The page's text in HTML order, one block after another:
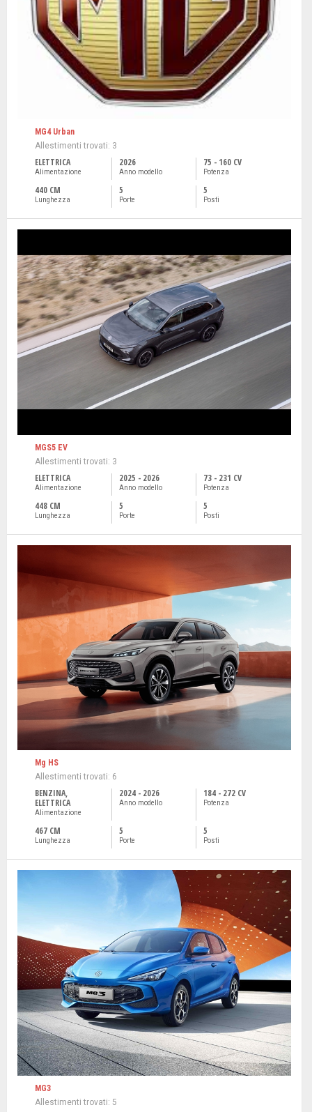
MG4 Urban
Allestimenti trovati: 3
ELETTRICA
Alimentazione
2026
Anno modello
75 - 160 CV
Potenza
440 CM
Lunghezza
5
Porte
5
Posti
MGS5 EV
Allestimenti trovati: 3
ELETTRICA
Alimentazione
2025 - 2026
Anno modello
73 - 231 CV
Potenza
448 CM
Lunghezza
5
Porte
5
Posti
Mg HS
Allestimenti trovati: 6
BENZINA,
ELETTRICA
Alimentazione
2024 - 2026
Anno modello
184 - 272 CV
Potenza
467 CM
Lunghezza
5
Porte
5
Posti
MG3
Allestimenti trovati: 5